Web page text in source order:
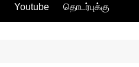
Youtube தொடர்புக்கு